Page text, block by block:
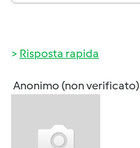
Risposta rapida
Anonimo (non verificato)